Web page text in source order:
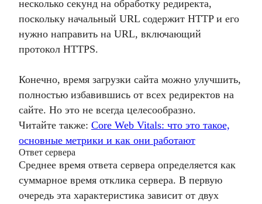
несколько секунд на обработку редиректа,
поскольку начальный URL содержит HTTP и его
нужно направить на URL, включающий
протокол HTTPS.
Конечно, время загрузки сайта можно улучшить,
полностью избавившись от всех редиректов на
сайте. Но это не всегда целесообразно.
Читайте также: Core Web Vitals: что это такое,
основные метрики и как они работают
Ответ сервера
Среднее время ответа сервера определяется как
суммарное время отклика сервера. В первую
очередь эта характеристика зависит от двух